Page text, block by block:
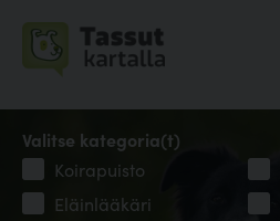
Valitse kategoria(t)
Koirapuisto
Eläinlääkäri